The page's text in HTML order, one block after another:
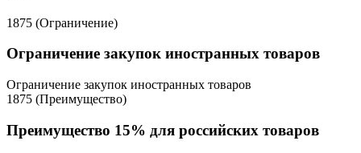
1875 (Ограничение)
Ограничение закупок иностранных товаров
Ограничение закупок иностранных товаров
1875 (Преимущество)
Преимущество 15% для российских товаров